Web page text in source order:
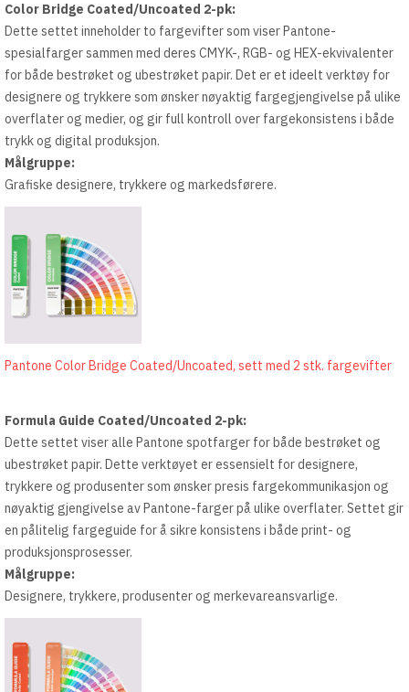
Color Bridge Coated/Uncoated 2-pk:
Dette settet inneholder to fargevifter som viser Pantone-
spesialfarger sammen med deres CMYK-, RGB- og HEX-ekvivalenter
for både bestrøket og ubestrøket papir. Det er et ideelt verktøy for
designere og trykkere som ønsker nøyaktig fargegjengivelse på ulike
overflater og medier, og gir full kontroll over fargekonsistens i både
trykk og digital produksjon.
Målgruppe:
Grafiske designere, trykkere og markedsførere.
Pantone Color Bridge Coated/Uncoated, sett med 2 stk. fargevifter
Formula Guide Coated/Uncoated 2-pk:
Dette settet viser alle Pantone spotfarger for både bestrøket og
ubestrøket papir. Dette verktøyet er essensielt for designere,
trykkere og produsenter som ønsker presis fargekommunikasjon og
nøyaktig gjengivelse av Pantone-farger på ulike overflater. Settet gir
en pålitelig fargeguide for å sikre konsistens i både print- og
produksjonsprosesser.
Målgruppe:
Designere, trykkere, produsenter og merkevareansvarlige.